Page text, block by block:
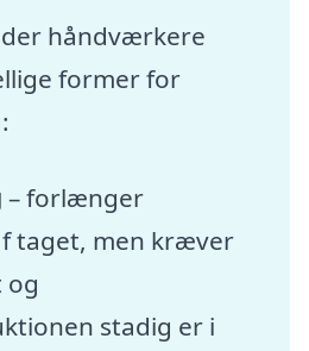
håndværkere
former for
– forlænger
taget, men kræver
og
stadig er i